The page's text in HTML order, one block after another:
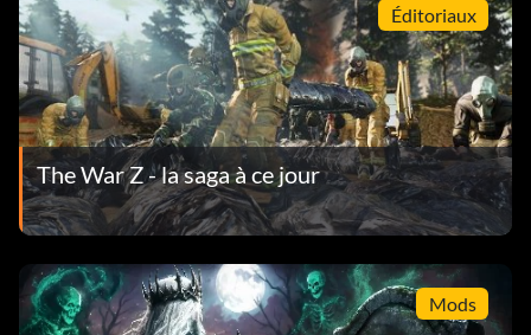
Éditoriaux
The War Z - la saga à ce jour
Mods